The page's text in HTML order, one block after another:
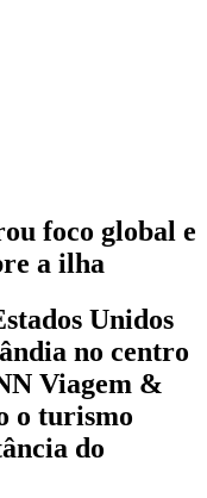
foco global e
a ilha
Unidos
no centro
Viagem &
o turismo
do